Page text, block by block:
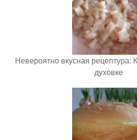
Невероятно вкусная
духовке